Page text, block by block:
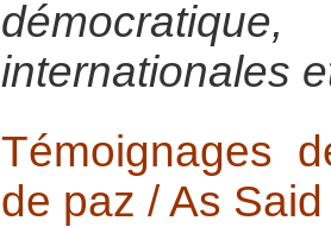
internationales
Témoignages
de paz / As